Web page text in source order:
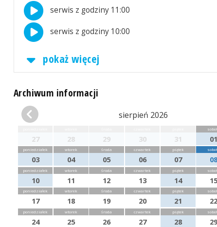
serwis z godziny 11:00
serwis z godziny 10:00
pokaż więcej
Archiwum informacji
sierpień 2026
27 28 29 30 31 01
poniedziałek
03
wtorek
04
środa
05
czwartek
06
piątek
07
poniedziałek
10
wtorek
11
środa
12
czwartek
13
piątek
14
poniedziałek
17
wtorek
18
środa
19
czwartek
20
piątek
21 22
poniedziałek
24
wtorek
25
środa
26
czwartek
27
piątek
28